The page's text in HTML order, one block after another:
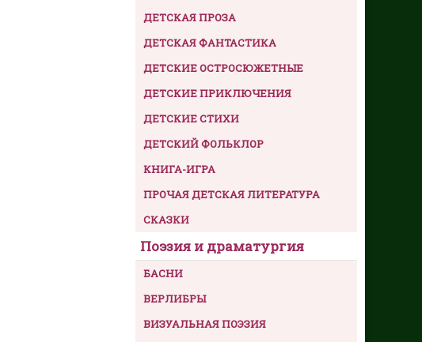
ДЕТСКАЯ ПРОЗА
ДЕТСКАЯ ФАНТАСТИКА
ДЕТСКИЕ ОСТРОСЮЖЕТНЫЕ
ДЕТСКИЕ ПРИКЛЮЧЕНИЯ
ДЕТСКИЕ СТИХИ
ДЕТСКИЙ ФОЛЬКЛОР
КНИГА-ИГРА
ПРОЧАЯ ДЕТСКАЯ ЛИТЕРАТУРА
СКАЗКИ
Поэзия и драматургия
БАСНИ
ВЕРЛИБРЫ
ВИЗУАЛЬНАЯ ПОЭЗИЯ